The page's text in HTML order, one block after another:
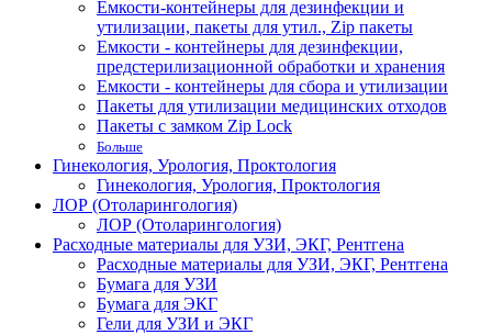
Емкости-контейнеры для дезинфекции и
утилизации, пакеты для утил., Zip пакеты
Емкости - контейнеры для дезинфекции,
предстерилизационной обработки и хранения
Емкости - контейнеры для сбора и утилизации
Пакеты для утилизации медицинских отходов
Пакеты с замком Zip Lock
Больше
Гинекология, Урология, Проктология
Гинекология, Урология, Проктология
ЛОР (Отоларингология)
ЛОР (Отоларингология)
Расходные материалы для УЗИ, ЭКГ, Рентгена
Расходные материалы для УЗИ, ЭКГ, Рентгена
Бумага для УЗИ
Бумага для ЭКГ
Гели для УЗИ и ЭКГ